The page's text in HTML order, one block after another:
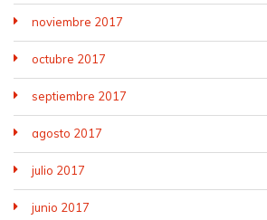
noviembre 2017
octubre 2017
septiembre 2017
agosto 2017
julio 2017
junio 2017